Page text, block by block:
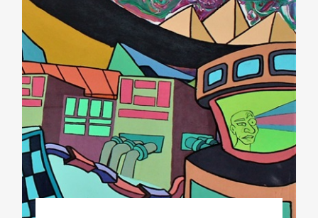
ΔΙΔΑΚΤΟΡΙΚΑ
ΕΚΠΑΙΔΕΥΤΙΚΑ ΙΔΡΥΜΑΤΑ
ΠΟΛΙΤΙΣΤΙΚΟΙ ΦΟΡΕΙΣ
ΧΩΡΟΙ ΤΕΧΝΗΣ